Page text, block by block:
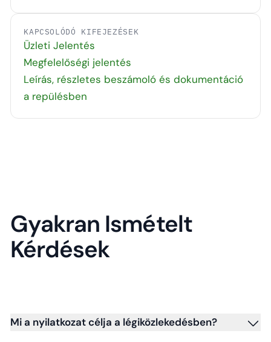
KAPCSOLÓDÓ KIFEJEZÉSEK
Üzleti Jelentés
Megfelelőségi jelentés
Leírás, részletes beszámoló és dokumentáció
a repülésben
Gyakran Ismételt
Kérdések
Mi a nyilatkozat célja a légiközlekedésben?